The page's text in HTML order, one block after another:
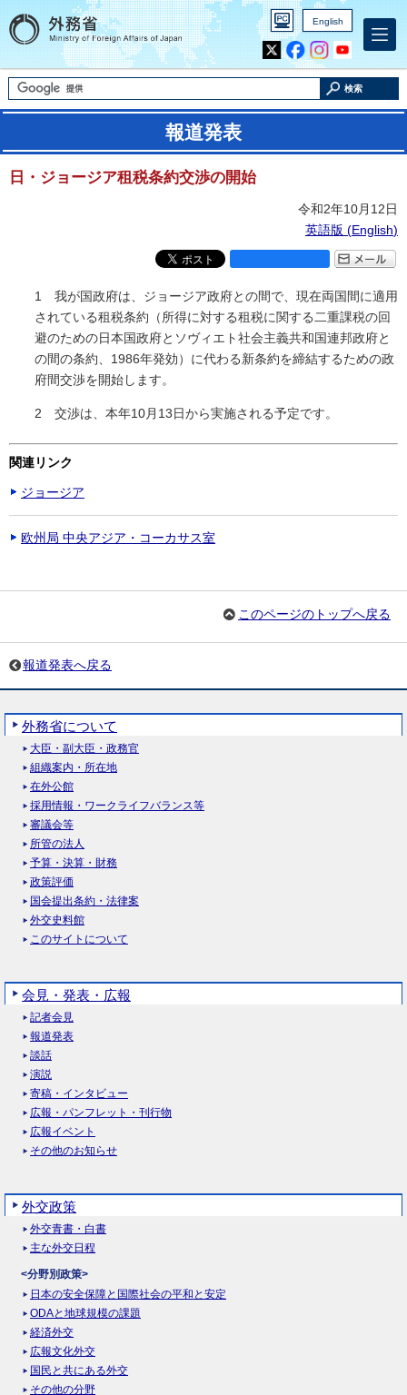
English
Inst
agra
m
Yout
ube
検索
報道発表
日・ジョージア租税条約交渉の開始
令和2年10月12日
英語版 (English)
1 我が国政府は、ジョージア政府との間で、現在両国間に適用
されている租税条約（所得に対する租税に関する二重課税の回
避のための日本国政府とソヴィエト社会主義共和国連邦政府と
の間の条約、1986年発効）に代わる新条約を締結するための政
府間交渉を開始します。
2 交渉は、本年10月13日から実施される予定です。
関連リンク
ジョージア
欧州局 中央アジア・コーカサス室
このページのトップへ戻る
報道発表へ戻る
外務省について
大臣・副大臣・政務官
組織案内・所在地
在外公館
採用情報・ワークライフバランス等
審議会等
所管の法人
予算・決算・財務
政策評価
国会提出条約・法律案
外交史料館
このサイトについて
会見・発表・広報
記者会見
報道発表
談話
演説
寄稿・インタビュー
広報・パンフレット・刊行物
広報イベント
その他のお知らせ
外交政策
外交青書・白書
主な外交日程
<分野別政策>
日本の安全保障と国際社会の平和と安定
ODAと地球規模の課題
経済外交
広報文化外交
国民と共にある外交
その他の分野